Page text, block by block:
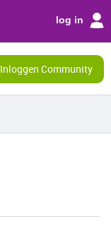
log in
Inloggen Community